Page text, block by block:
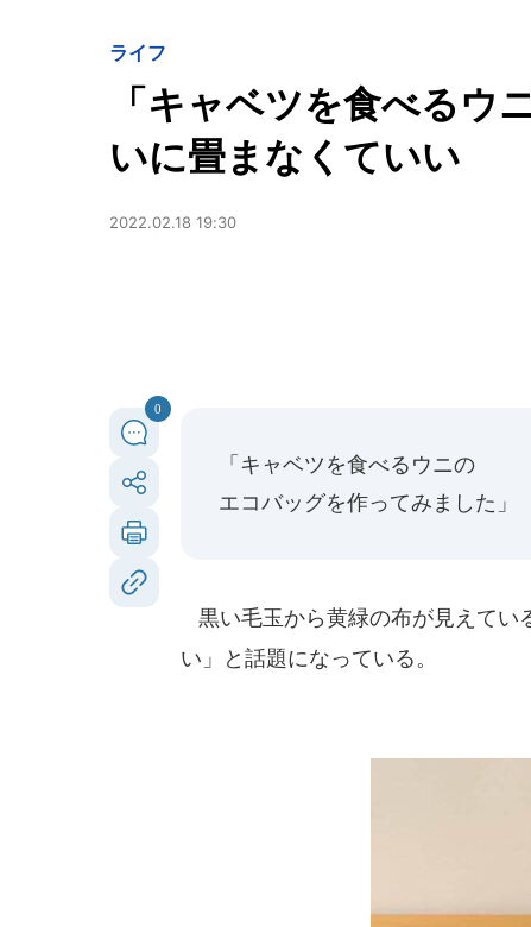
ライフ
「キャベツを食べる
いに畳まなくていい
2022.02.18 19:30
0
「キャベツを食べるウニの
エコバッグを作ってみました」
黒い毛玉から黄緑の布が見えてい
い」と話題になっている。